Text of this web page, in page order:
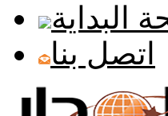
البداية
اتصل بنا